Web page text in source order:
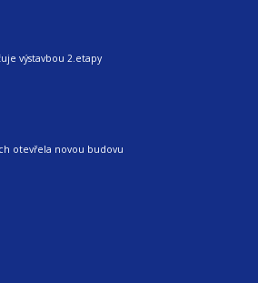
výstavbou 2.etapy
otevřela novou budovu